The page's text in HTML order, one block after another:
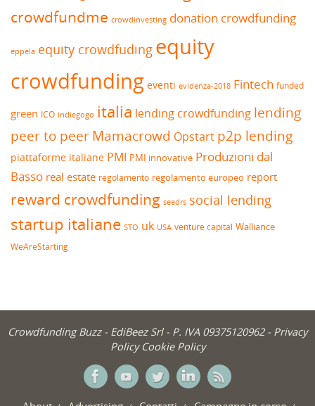
crowdfundme crowdinvesting donation crowdfunding
eppela equity crowdfuding equity
crowdfunding eventi evidenza-2018 Fintech funded
green ICO indiegogo italia lending crowdfunding lending
peer to peerMamacrowd Opstart p2p lending
piattaforme italiane PMI PMI innovative Produzioni dal
Basso real estate regolamento regolamento europeo report
reward crowdfunding seedrs social lending
startup italiane STO uk USA venture capital Walliance
WeAreStarting
Crowdfunding Buzz - EdiBeez Srl - P. IVA 09375120962 - Privacy
Policy Cookie Policy